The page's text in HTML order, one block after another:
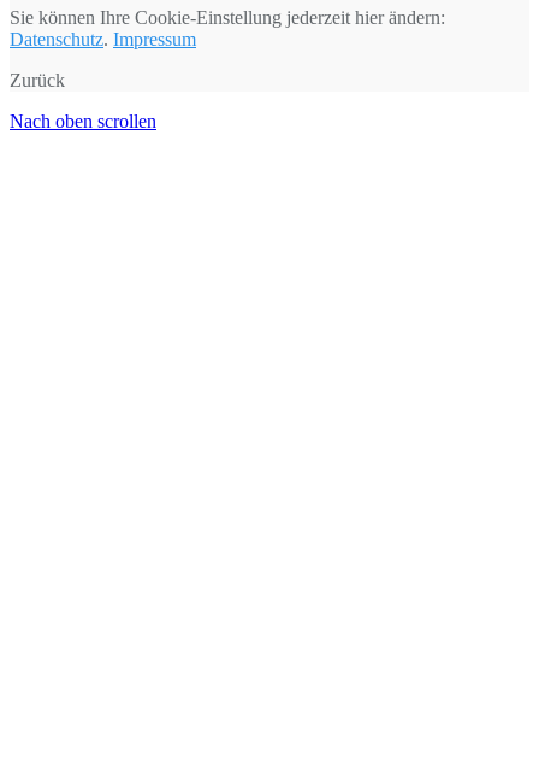
Sie können Ihre Cookie-Einstellung jederzeit hier ändern:
Datenschutz. Impressum
Zurück
Nach oben scrollen